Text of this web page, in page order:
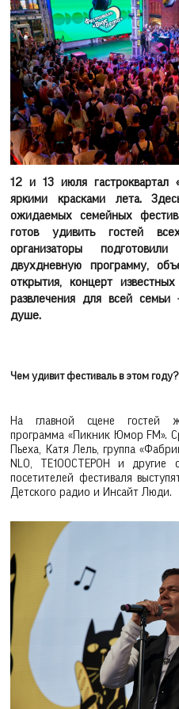
12 и 13 июля гастроквартал
яркими красками лета.
ожидаемых семейных
готов удивить гостей
организаторы
двухдневную программу,
открытия, концерт
развлечения для всей
душе.
Чем удивит фестиваль в этом году?
На главной сцене гостей
программа «Пикник Юмор FM».
Пьеха, Катя Лель, группа
NLO, ТЕ100СТЕРОН и другие
посетителей фестиваля
Детского радио и Инсайт Люди.